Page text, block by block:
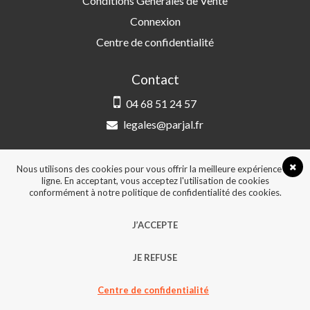
Connexion
Centre de confidentialité
Contact
04 68 51 24 57
legales@parjal.fr
3 Rue Saint-Amand, 66000 Perpignan
© 2026, Tous droits réservés - Design &
Nous utilisons des cookies pour vous offrir la meilleure expérience en
ligne. En acceptant, vous acceptez l'utilisation de cookies
conformément à notre politique de confidentialité des cookies.
J’ACCEPTE
JE REFUSE
Centre de confidentialité